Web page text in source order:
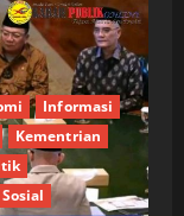
Informasi
Kementrian
Sosial